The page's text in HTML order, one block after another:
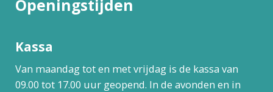
Openingstijden
Kassa
Van maandag tot en met vrijdag is de kassa van
09.00 tot 17.00 uur geopend. In de avonden en in